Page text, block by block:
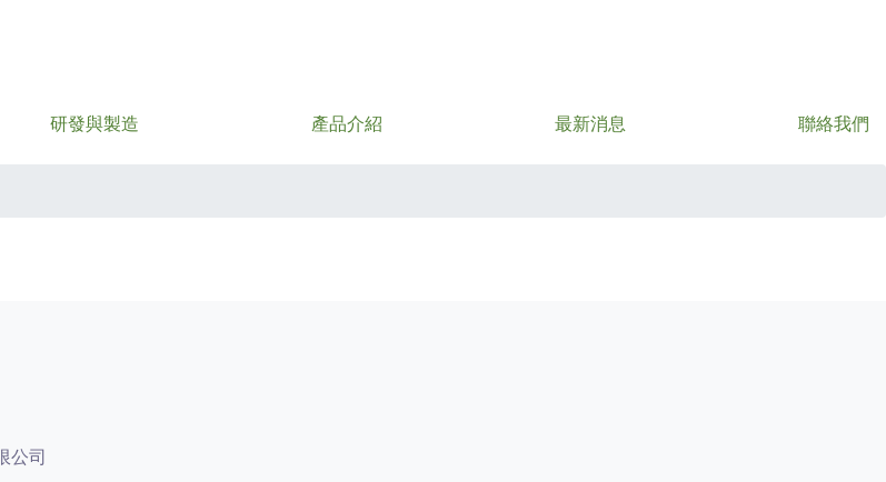
研發與製造 產品介紹 最新消息 聯絡我們
公司